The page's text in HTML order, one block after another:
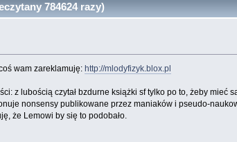
784624 razy)
wam zareklamuję: http://mlodyfizyk.blox.pl
z lubością czytał bzdurne książki sf tylko po to, żeby mieć
nonsensy publikowane przez maniaków i pseudo-
że Lemowi by się to podobało.